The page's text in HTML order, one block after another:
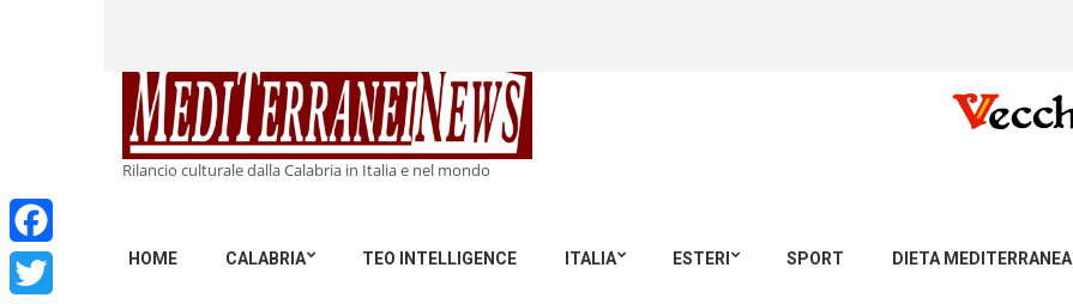
Rilancio culturale dalla Calabria in Italia e nel mondo
HOME CALABRIA TEO INTELLIGENCE ITALIA ESTERI SPORT DIETA MEDITERRANEA
Facebook